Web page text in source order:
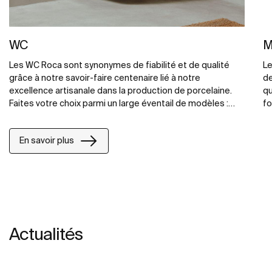
WC
Les WC Roca sont synonymes de fiabilité et de qualité
grâce à notre savoir-faire centenaire lié à notre
excellence artisanale dans la production de porcelaine.
Faites votre choix parmi un large éventail de modèles :
cuvette In-Tank avec réservoir intégré.
En savoir plus
Actualités